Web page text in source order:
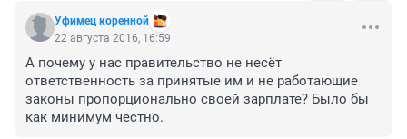
Уфимец коренной
22 августа 2016, 16:59
А почему у нас правительство не несёт
ответственность за принятые им и не работающие
законы пропорционально своей зарплате? Было бы
как минимум честно.